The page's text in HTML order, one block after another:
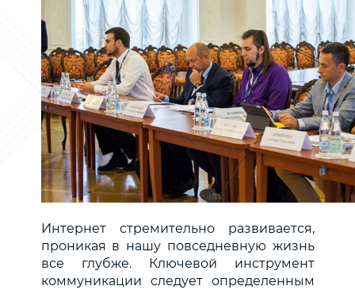
Интернет стремительно развивается,
проникая в нашу повседневную жизнь
все глубже. Ключевой инструмент
коммуникации следует определенным